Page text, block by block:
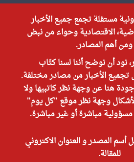
مستقلة تجمع جميع الأخبار
الاقتصادية وحواء من نبض
أهم المصادر.
نود أن نوضح أننا لسنا كتّاب
تجميع الأخبار من مصادر مختلفة.
هنا عن وجهة نظر كاتبيها ولا
وجهة نظر موقع "كل يوم"
مسؤولية مباشرة أو غير مباشرة.
أسم المصدر و العنوان الاكتروني
للمقالة.